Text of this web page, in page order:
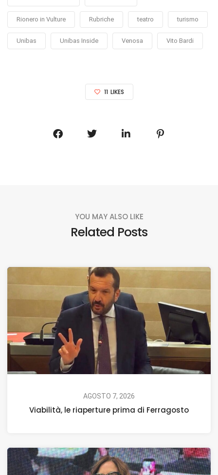
Rionero in Vulture Rubriche teatro turismo
Unibas Unibas Inside Venosa Vito Bardi
11 LIKES
YOU MAY ALSO LIKE
Related Posts
AGOSTO 7, 2026
Viabilità, le riaperture prima di Ferragosto